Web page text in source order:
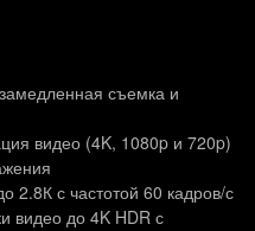
съемка и
видео (4K, 1080p и 720p)
2.8К с частотой 60 кадров/с
видео до 4K HDR с